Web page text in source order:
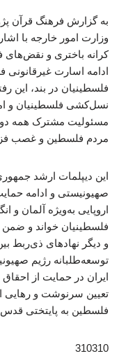
به گزارش فرهنگ قرآن
وزارت امور خارجه با
کرانه باختری و
ادامه اسارت غیرقانونی
فلسطینیان در بند، این
نسل‌کشی فلسطینیان و
مسئولیت مشترک همه
مردم فلسطین و غصب
این دیپلمات ارشد
صهیونیستی و ادامه
اروپایی به‌ویژه آلمان و
فلسطینیان خواند و
و دیگر نهادهای ذی‌ربط
توسعه‌طلبانه رژیم
ایران در حمایت از
تعیین سرنوشت و رهایی
فلسطین به پایتختی قدس
310310